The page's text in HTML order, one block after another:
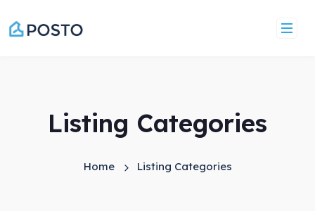
Listing Categories
Home Listing Categories